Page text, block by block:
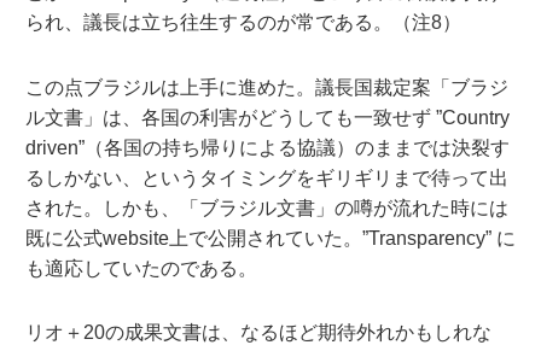
られ、議長は立ち往生するのが常である。（注8）
この点ブラジルは上手に進めた。議長国裁定案「ブラジ
ル文書」は、各国の利害がどうしても一致せず ”Country
driven”（各国の持ち帰りによる協議）のままでは決裂す
るしかない、というタイミングをギリギリまで待って出
された。しかも、「ブラジル文書」の噂が流れた時には
既に公式website上で公開されていた。”Transparency” に
も適応していたのである。
リオ＋20の成果文書は、なるほど期待外れかもしれな